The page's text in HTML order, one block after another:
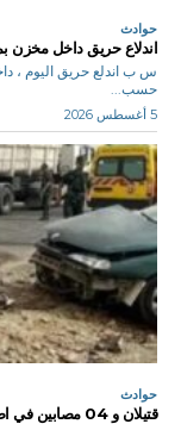
حوادث
اندلاع حريق داخل مخزن
س ب اندلع حريق اليوم
حسب...
5 أغسطس 2026
حوادث
قتيلان و 04 مصابين في اصطدام بين سيارتين بمعسكر